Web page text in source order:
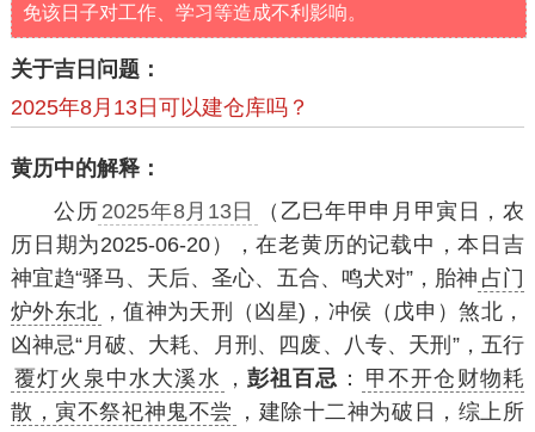
免该日子对工作、学习等造成不利影响。
关于吉日问题：
2025年8月13日可以建仓库吗？
黄历中的解释：
公历 2025年8月13日
（乙巳年甲申月甲寅日，农
历日期为2025-06-20），在老黄历的记载中，本日吉
神宜趋“驿马、天后、圣心、五合、鸣犬对”，胎神 占门
炉外东北 ，值神为天刑（凶星)，冲侯（戊申）煞北，
凶神忌“月破、大耗、月刑、四废、八专、天刑”，五行
覆灯火泉中水大溪水
， 彭祖百忌 ：
甲不开仓财物耗
散，寅不祭祀神鬼不尝
，建除十二神为破日，综上所